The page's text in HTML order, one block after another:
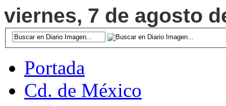
viernes, 7 de agosto
Portada
Cd. de México